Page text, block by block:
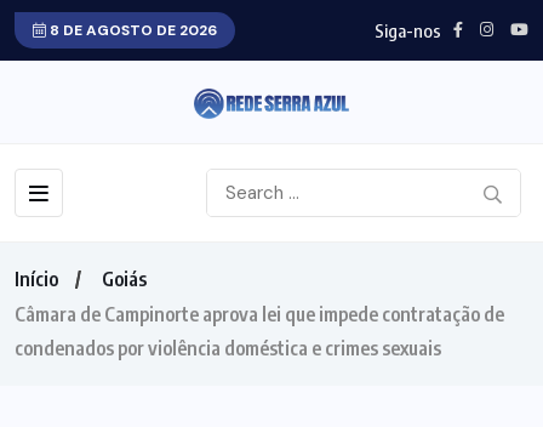
8 DE AGOSTO DE 2026 Siga-nos
Início
Goiás
Câmara de Campinorte aprova lei que impede contratação de
condenados por violência doméstica e crimes sexuais